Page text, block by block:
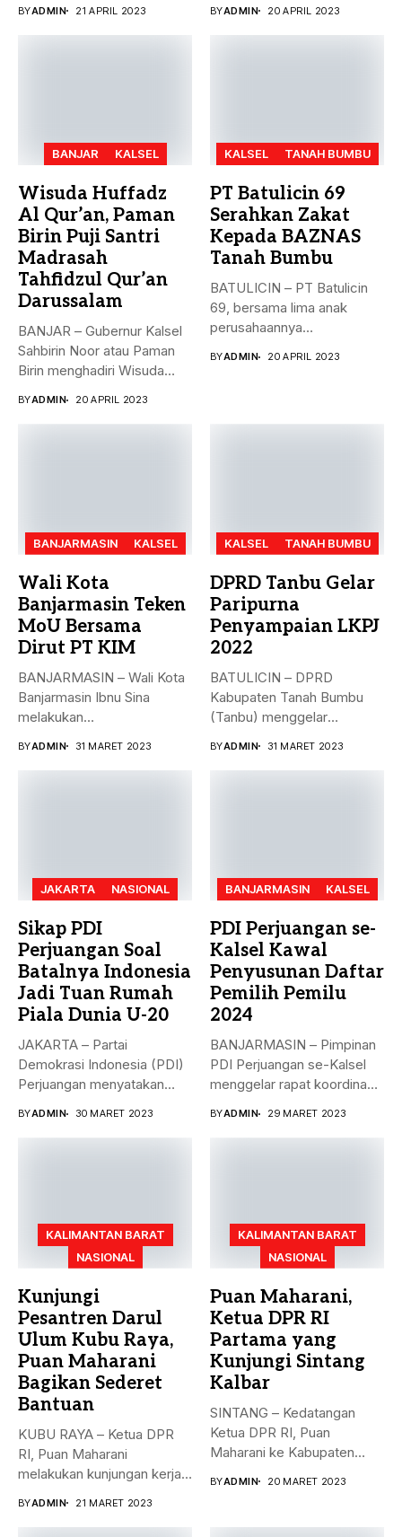
BYADMIN 21 APRIL 2023 BYADMIN 20 APRIL 2023
BANJAR KALSEL
Wisuda Huffadz
Al Qur’an, Paman
Birin Puji Santri
Madrasah
Tahfidzul Qur’an
Darussalam
BANJAR – Gubernur Kalsel
Sahbirin Noor atau Paman
Birin menghadiri Wisuda
BYADMIN 20 APRIL 2023
KALSEL TANAH BUMBU
PT Batulicin 69
Serahkan Zakat
Kepada BAZNAS
Tanah Bumbu
BATULICIN – PT Batulicin
69, bersama lima anak
perusahaannya
BYADMIN 20 APRIL 2023
BANJARMASIN KALSEL
Wali Kota
Banjarmasin Teken
MoU Bersama
Dirut PT KIM
BANJARMASIN – Wali Kota
Banjarmasin Ibnu Sina
melakukan
BYADMIN 31 MARET 2023
KALSEL TANAH BUMBU
DPRD Tanbu Gelar
Paripurna
Penyampaian LKPJ
2022
BATULICIN – DPRD
Kabupaten Tanah Bumbu
(Tanbu) menggelar
BYADMIN 31 MARET 2023
JAKARTA NASIONAL
Sikap PDI
Perjuangan Soal
Batalnya Indonesia
Jadi Tuan Rumah
Piala Dunia U-20
JAKARTA – Partai
Demokrasi Indonesia (PDI)
Perjuangan menyatakan
BYADMIN 30 MARET 2023
BANJARMASIN KALSEL
PDI Perjuangan se-
Kalsel Kawal
Penyusunan Daftar
Pemilih Pemilu
2024
BANJARMASIN – Pimpinan
PDI Perjuangan se-Kalsel
menggelar rapat koordinasi
BYADMIN 29 MARET 2023
KALIMANTAN BARAT
NASIONAL
Kunjungi
Pesantren Darul
Ulum Kubu Raya,
Puan Maharani
Bagikan Sederet
Bantuan
KUBU RAYA – Ketua DPR
RI, Puan Maharani
melakukan kunjungan kerja
BYADMIN 21 MARET 2023
KALIMANTAN BARAT
NASIONAL
Puan Maharani,
Ketua DPR RI
Partama yang
Kunjungi Sintang
Kalbar
SINTANG – Kedatangan
Ketua DPR RI, Puan
Maharani ke Kabupaten
BYADMIN 20 MARET 2023